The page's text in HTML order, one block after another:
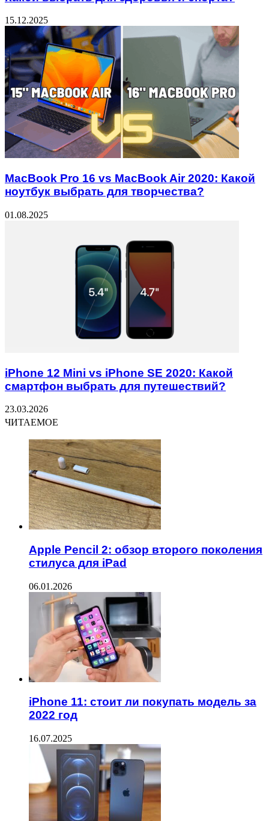
15.12.2025
MacBook Pro 16 vs MacBook Air 2020: Какой
ноутбук выбрать для творчества?
01.08.2025
iPhone 12 Mini vs iPhone SE 2020: Какой
смартфон выбрать для путешествий?
23.03.2026
ЧИТАЕМОЕ
Apple Pencil 2: обзор второго поколения
стилуса для iPad
06.01.2026
iPhone 11: стоит ли покупать модель за
2022 год
16.07.2025